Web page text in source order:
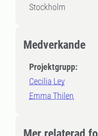
Stockholm
Medverkande
Projektgrupp:
Cecilia Ley
Emma Thilen